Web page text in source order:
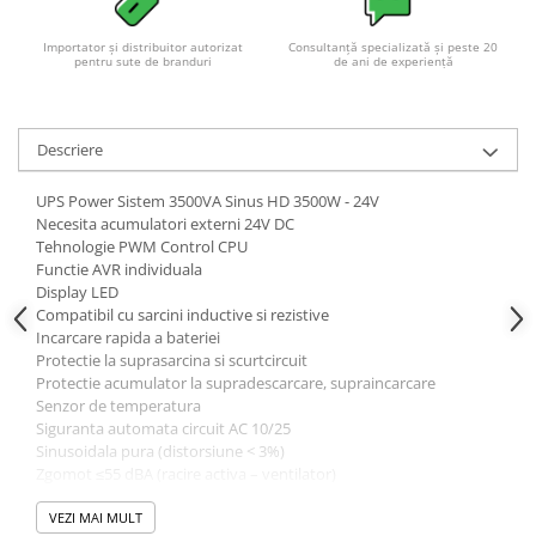
Acumulatori VRLA AGM/GEL /
Tractiune / LiFePo4
Baterii si acumulatori gel si VRLA
Baterii si acumulatori AGM VRLA
de 6-12 V
GEL
AGM
Li-Ion
SLA AGM (Sealed Lead Acid)
Deep Cycle - Tractiune/Semi-
Tractiune
Marine & Caravan
APC
Sisteme de management (BMS)
Importator și distribuitor autorizat
pentru sute de branduri
Consultanță specializată și peste 20
de ani de experiență
Descriere
UPS Power Sistem 3500VA Sinus HD 3500W - 24V
Necesita acumulatori externi 24V DC
Tehnologie PWM Control CPU
Functie AVR individuala
Display LED
Compatibil cu sarcini inductive si rezistive
Incarcare rapida a bateriei
Protectie la suprasarcina si scurtcircuit
Protectie acumulator la supradescarcare, supraincarcare
Senzor de temperatura
Siguranta automata circuit AC 10/25
Sinusoidala pura (distorsiune < 3%)
Priza Schuko x 2, conexiune tip regleta pentru puteri mari
Tensiune de iesire (V): 230V ± 9% (AC Mode), 230V ± 1% (Inverter
VEZI MAI MULT